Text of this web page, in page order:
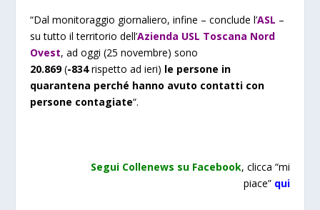
“Dal monitoraggio giornaliero, infine – conclude l’ASL –
su tutto il territorio dell’Azienda USL Toscana Nord
Ovest, ad oggi (25 novembre) sono
20.869(-834rispetto ad ieri) le persone in
quarantena perché hanno avuto contatti con
persone contagiate“.
Segui Collenews su Facebook, clicca “mi
piace” qui